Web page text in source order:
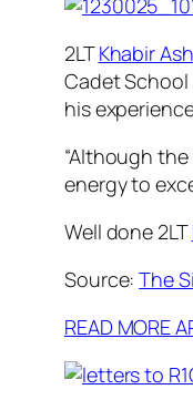
2LTKhabir
Cadet School
his
“Although
energy to
Well done 2LT
Source:The
READ MORE